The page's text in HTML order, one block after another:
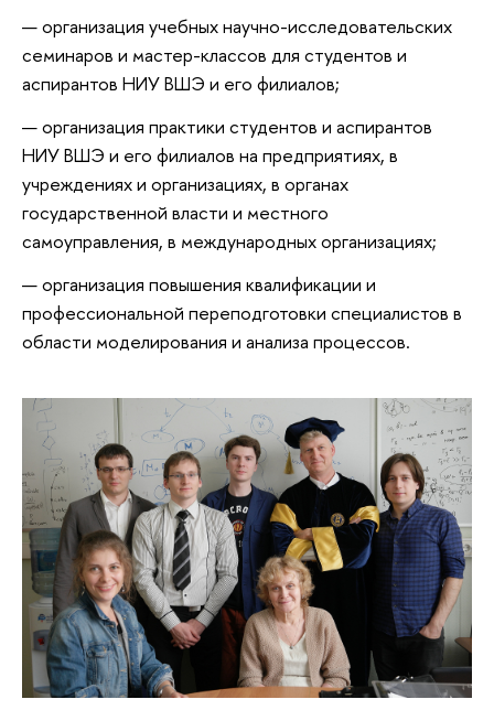
организация учебных научно-исследовательских
семинаров и мастер-классов для студентов и
аспирантов НИУ ВШЭ и его филиалов;
организация практики студентов и аспирантов
НИУ ВШЭ и его филиалов на предприятиях, в
учреждениях и организациях, в органах
государственной власти и местного
самоуправления, в международных организациях;
организация повышения квалификации и
профессиональной переподготовки специалистов в
области моделирования и анализа процессов.